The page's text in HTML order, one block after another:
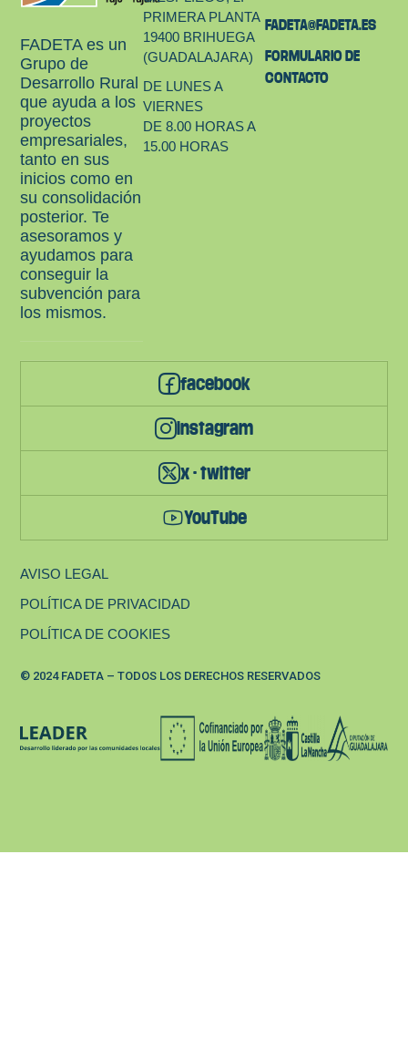
FADETA es un
Grupo de
Desarrollo Rural
que ayuda a los
proyectos
empresariales,
tanto en sus
inicios como en
su consolidación
posterior. Te
asesoramos y
ayudamos para
conseguir la
subvención para
los mismos.
PRIMERA PLANTA
19400 BRIHUEGA
(GUADALAJARA)
DE LUNES A
VIERNES
DE 8.00 HORAS A
15.00 HORAS
FADETA@FADETA.ES
FORMULARIO DE
CONTACTO
facebook
instagram
x - twitter
YouTube
© 2024 FADETA – TODOS LOS DERECHOS RESERVADOS
AVISO LEGAL
POLÍTICA DE PRIVACIDAD
POLÍTICA DE COOKIES